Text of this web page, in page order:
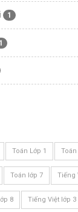
1
1
Toán Lớp 1
Toán lớp 7 Tiếng
8 Tiếng Việt lớp 3